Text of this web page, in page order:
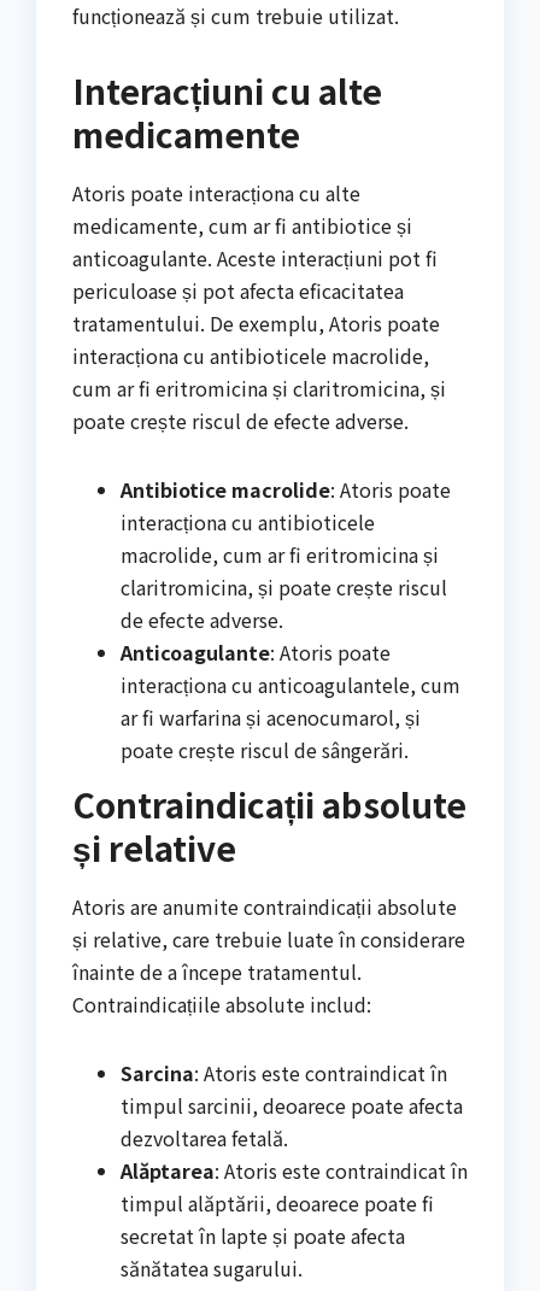
funcționează și cum trebuie utilizat.
Interacțiuni cu alte
medicamente
Atoris poate interacționa cu alte
medicamente, cum ar fi antibiotice și
anticoagulante. Aceste interacțiuni pot fi
periculoase și pot afecta eficacitatea
tratamentului. De exemplu, Atoris poate
interacționa cu antibioticele macrolide,
cum ar fi eritromicina și claritromicina, și
poate crește riscul de efecte adverse.
Antibiotice macrolide: Atoris poate
interacționa cu antibioticele
macrolide, cum ar fi eritromicina și
claritromicina, și poate crește riscul
de efecte adverse.
Anticoagulante: Atoris poate
interacționa cu anticoagulantele, cum
ar fi warfarina și acenocumarol, și
poate crește riscul de sângerări.
Contraindicații absolute
și relative
Atoris are anumite contraindicații absolute
și relative, care trebuie luate în considerare
înainte de a începe tratamentul.
Contraindicațiile absolute includ:
Sarcina: Atoris este contraindicat în
timpul sarcinii, deoarece poate afecta
dezvoltarea fetală.
Alăptarea: Atoris este contraindicat în
timpul alăptării, deoarece poate fi
secretat în lapte și poate afecta
sănătatea sugarului.